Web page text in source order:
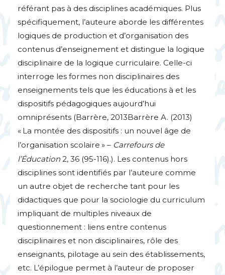
référant pas à des disciplines académiques. Plus
spécifiquement, l’auteure aborde les différentes
logiques de production et d’organisation des
contenus d’enseignement et distingue la logique
disciplinaire de la logique curriculaire. Celle-ci
interroge les formes non disciplinaires des
enseignements tels que les éducations à et les
dispositifs pédagogiques aujourd’hui
omniprésents (Barrère, 2013Barrère A. (2013)
« La montée des dispositifs : un nouvel âge de
l’organisation scolaire » – Carrefours de
l’Éducation2, 36 (95-116).). Les contenus hors
disciplines sont identifiés par l’auteure comme
un autre objet de recherche tant pour les
didactiques que pour la sociologie du curriculum
impliquant de multiples niveaux de
questionnement : liens entre contenus
disciplinaires et non disciplinaires, rôle des
enseignants, pilotage au sein des établissements,
etc. L’épilogue permet à l’auteur de proposer